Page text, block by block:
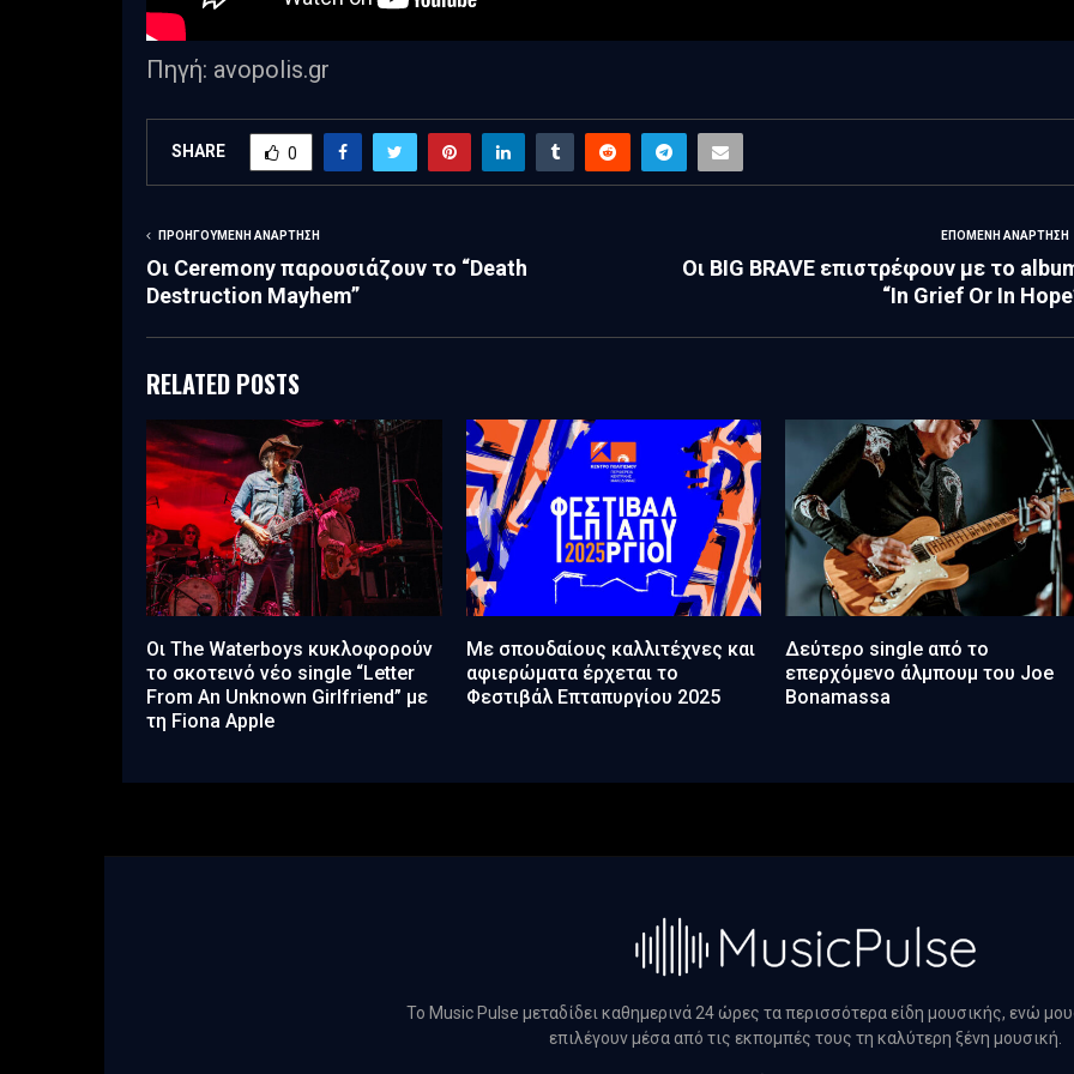
Πηγή: avopolis.gr
SHARE 0
ΠΡΟΗΓΟΎΜΕΝΗ ΑΝΆΡΤΗΣΗ
Οι Ceremony παρουσιάζουν το “Death
Destruction Mayhem”
ΕΠΌΜΕΝΗ ΑΝΆΡΤΗΣΗ
Οι BIG BRAVE επιστρέφουν με το
“In Grief Or In
RELATED POSTS
Οι The Waterboys κυκλοφορούν
το σκοτεινό νέο single “Letter
From An Unknown Girlfriend” με
τη Fiona Apple
Με σπουδαίους καλλιτέχνες και
αφιερώματα έρχεται το
Φεστιβάλ Επταπυργίου 2025
Δεύτερο single από το
επερχόμενο άλμπουμ του Joe
Bonamassa
Το Music Pulse μεταδίδει καθημερινά 24 ώρες τα περισσότερα είδη μουσικής, ενώ
επιλέγουν μέσα από τις εκπομπές τους τη καλύτερη ξένη μουσική.